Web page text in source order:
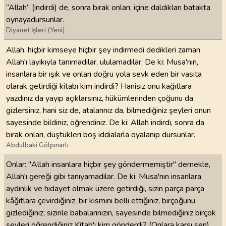
“Allah” (indirdi) de, sonra bırak onları, içine daldıkları batakta
oynayadursunlar.
Diyanet İşleri (Yeni)
Allah, hiçbir kimseye hiçbir şey indirmedi dedikleri zaman
Allah'ı layıkıyla tanımadılar, ululamadılar. De ki: Musa'nın,
insanlara bir ışık ve onları doğru yola sevk eden bir vasıta
olarak getirdiği kitabı kim indirdi? Hanisiz onu kağıtlara
yazdınız da yayıp açıklarsınız, hükümlerinden çoğunu da
gizlersiniz, hani siz de, atalarınız da, bilmediğiniz şeyleri onun
sayesinde bildiniz, öğrendiniz. De ki: Allah indirdi, sonra da
bırak onları, düştükleri boş iddialarla oyalanıp dursunlar.
Abdulbaki Gölpınarlı
Onlar: "Allah insanlara hiçbir şey göndermemiştir" demekle,
Allah'ı gereği gibi tanıyamadılar. De ki: Musa'nın insanlara
aydınlık ve hidayet olmak üzere getirdiği, sizin parça parça
kâğıtlara çevirdiğiniz, bir kısmını belli ettiğiniz, birçoğunu
gizlediğiniz; sizinle babalarınızın, sayesinde bilmediğiniz birçok